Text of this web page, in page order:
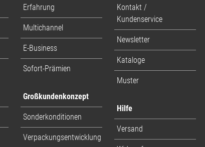
Erfahrung
Multichannel
E-Business
Sofort-Prämien
Großkundenkonzept
Sonderkonditionen
Verpackungsentwicklung
Kontakt /
Kundenservice
Newsletter
Kataloge
Muster
Hilfe
Versand